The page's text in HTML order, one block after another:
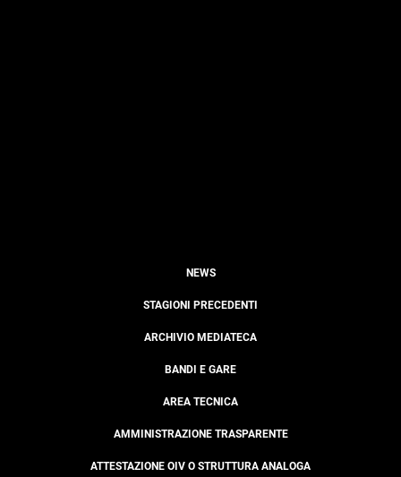
NEWS
STAGIONI PRECEDENTI
ARCHIVIO MEDIATECA
BANDI E GARE
AREA TECNICA
AMMINISTRAZIONE TRASPARENTE
ATTESTAZIONE OIV O STRUTTURA ANALOGA